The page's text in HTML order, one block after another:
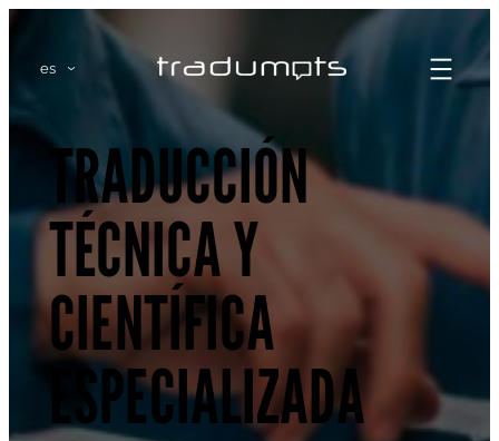
es
TRADUCCIÓN
TÉCNICA Y
CIENTÍFICA
ESPECIALIZADA